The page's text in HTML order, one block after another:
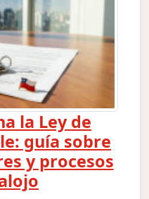
la Ley de
guía sobre
y procesos